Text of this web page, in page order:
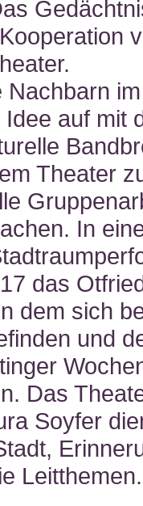
Nachbarn
auf mit
Theater
In
das
dem sich
und
Das
Soyfer
Leitthemen.